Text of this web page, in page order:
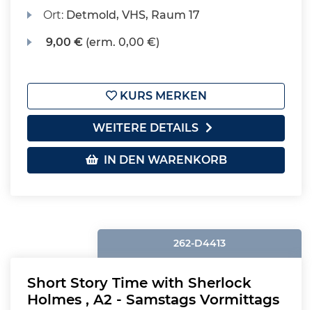
Ort: Detmold, VHS, Raum 17
9,00 € (erm. 0,00 €)
KURS MERKEN
WEITERE DETAILS
IN DEN WARENKORB
262-D4413
Short Story Time with Sherlock
Holmes , A2 - Samstags Vormittags